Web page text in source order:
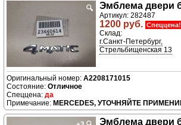
🔍 Эмблема двери
Артикул: 282487
1200 руб. Спеццена!
Склад:
г.Санкт-Петербург,
Стрельбищенская 13
A2208171015
Отличное
да
MERCEDES, УТОЧНЯЙТЕ
Эмблема двери